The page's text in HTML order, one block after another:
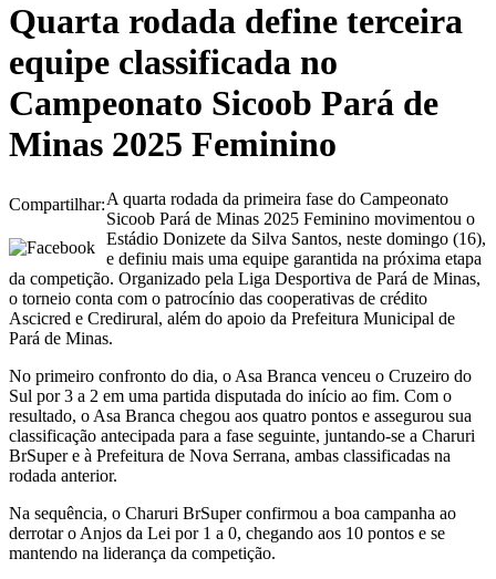
Quarta rodada define terceira
equipe classificada no
Campeonato Sicoob Pará de
Minas 2025 Feminino
Compartilhar:A quarta rodada da primeira fase do Campeonato
Sicoob Pará de Minas 2025 Feminino movimentou o
Estádio Donizete da Silva Santos, neste domingo (16),
e definiu mais uma equipe garantida na próxima etapa
da competição. Organizado pela Liga Desportiva de Pará de Minas,
o torneio conta com o patrocínio das cooperativas de crédito
Ascicred e Credirural, além do apoio da Prefeitura Municipal de
Pará de Minas.
No primeiro confronto do dia, o Asa Branca venceu o Cruzeiro do
Sul por 3 a 2 em uma partida disputada do início ao fim. Com o
resultado, o Asa Branca chegou aos quatro pontos e assegurou sua
classificação antecipada para a fase seguinte, juntando-se a Charuri
BrSuper e à Prefeitura de Nova Serrana, ambas classificadas na
rodada anterior.
Na sequência, o Charuri BrSuper confirmou a boa campanha ao
derrotar o Anjos da Lei por 1 a 0, chegando aos 10 pontos e se
mantendo na liderança da competição.